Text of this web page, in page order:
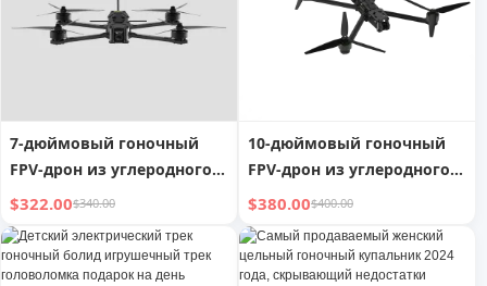
7-дюймовый гоночный
FPV-дрон из углеродного
волокна с длительным
временем полета
$322.00$340.00
10-дюймовый гоночный
FPV-дрон из углеродного
волокна с фиксированным
кронштейном и
длительным временем
полета
$380.00$400.00